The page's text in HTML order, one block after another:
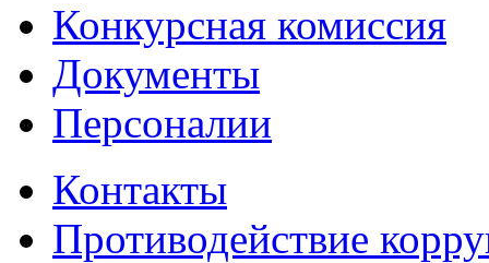
Конкурсная комиссия
Документы
Персоналии
Контакты
Противодействие